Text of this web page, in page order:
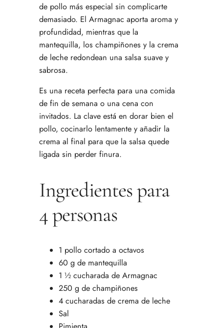
de pollo más especial sin complicarte
demasiado. El Armagnac aporta aroma y
profundidad, mientras que la
mantequilla, los champiñones y la crema
de leche redondean una salsa suave y
sabrosa.
Es una receta perfecta para una comida
de fin de semana o una cena con
invitados. La clave está en dorar bien el
pollo, cocinarlo lentamente y añadir la
crema al final para que la salsa quede
ligada sin perder finura.
Ingredientes para
4 personas
1 pollo cortado a octavos
60 g de mantequilla
1 ½ cucharada de Armagnac
250 g de champiñones
4 cucharadas de crema de leche
Sal